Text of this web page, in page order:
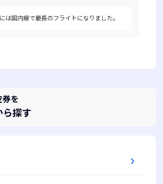
は国内線で最長のフライトになりました。
を
ら探す